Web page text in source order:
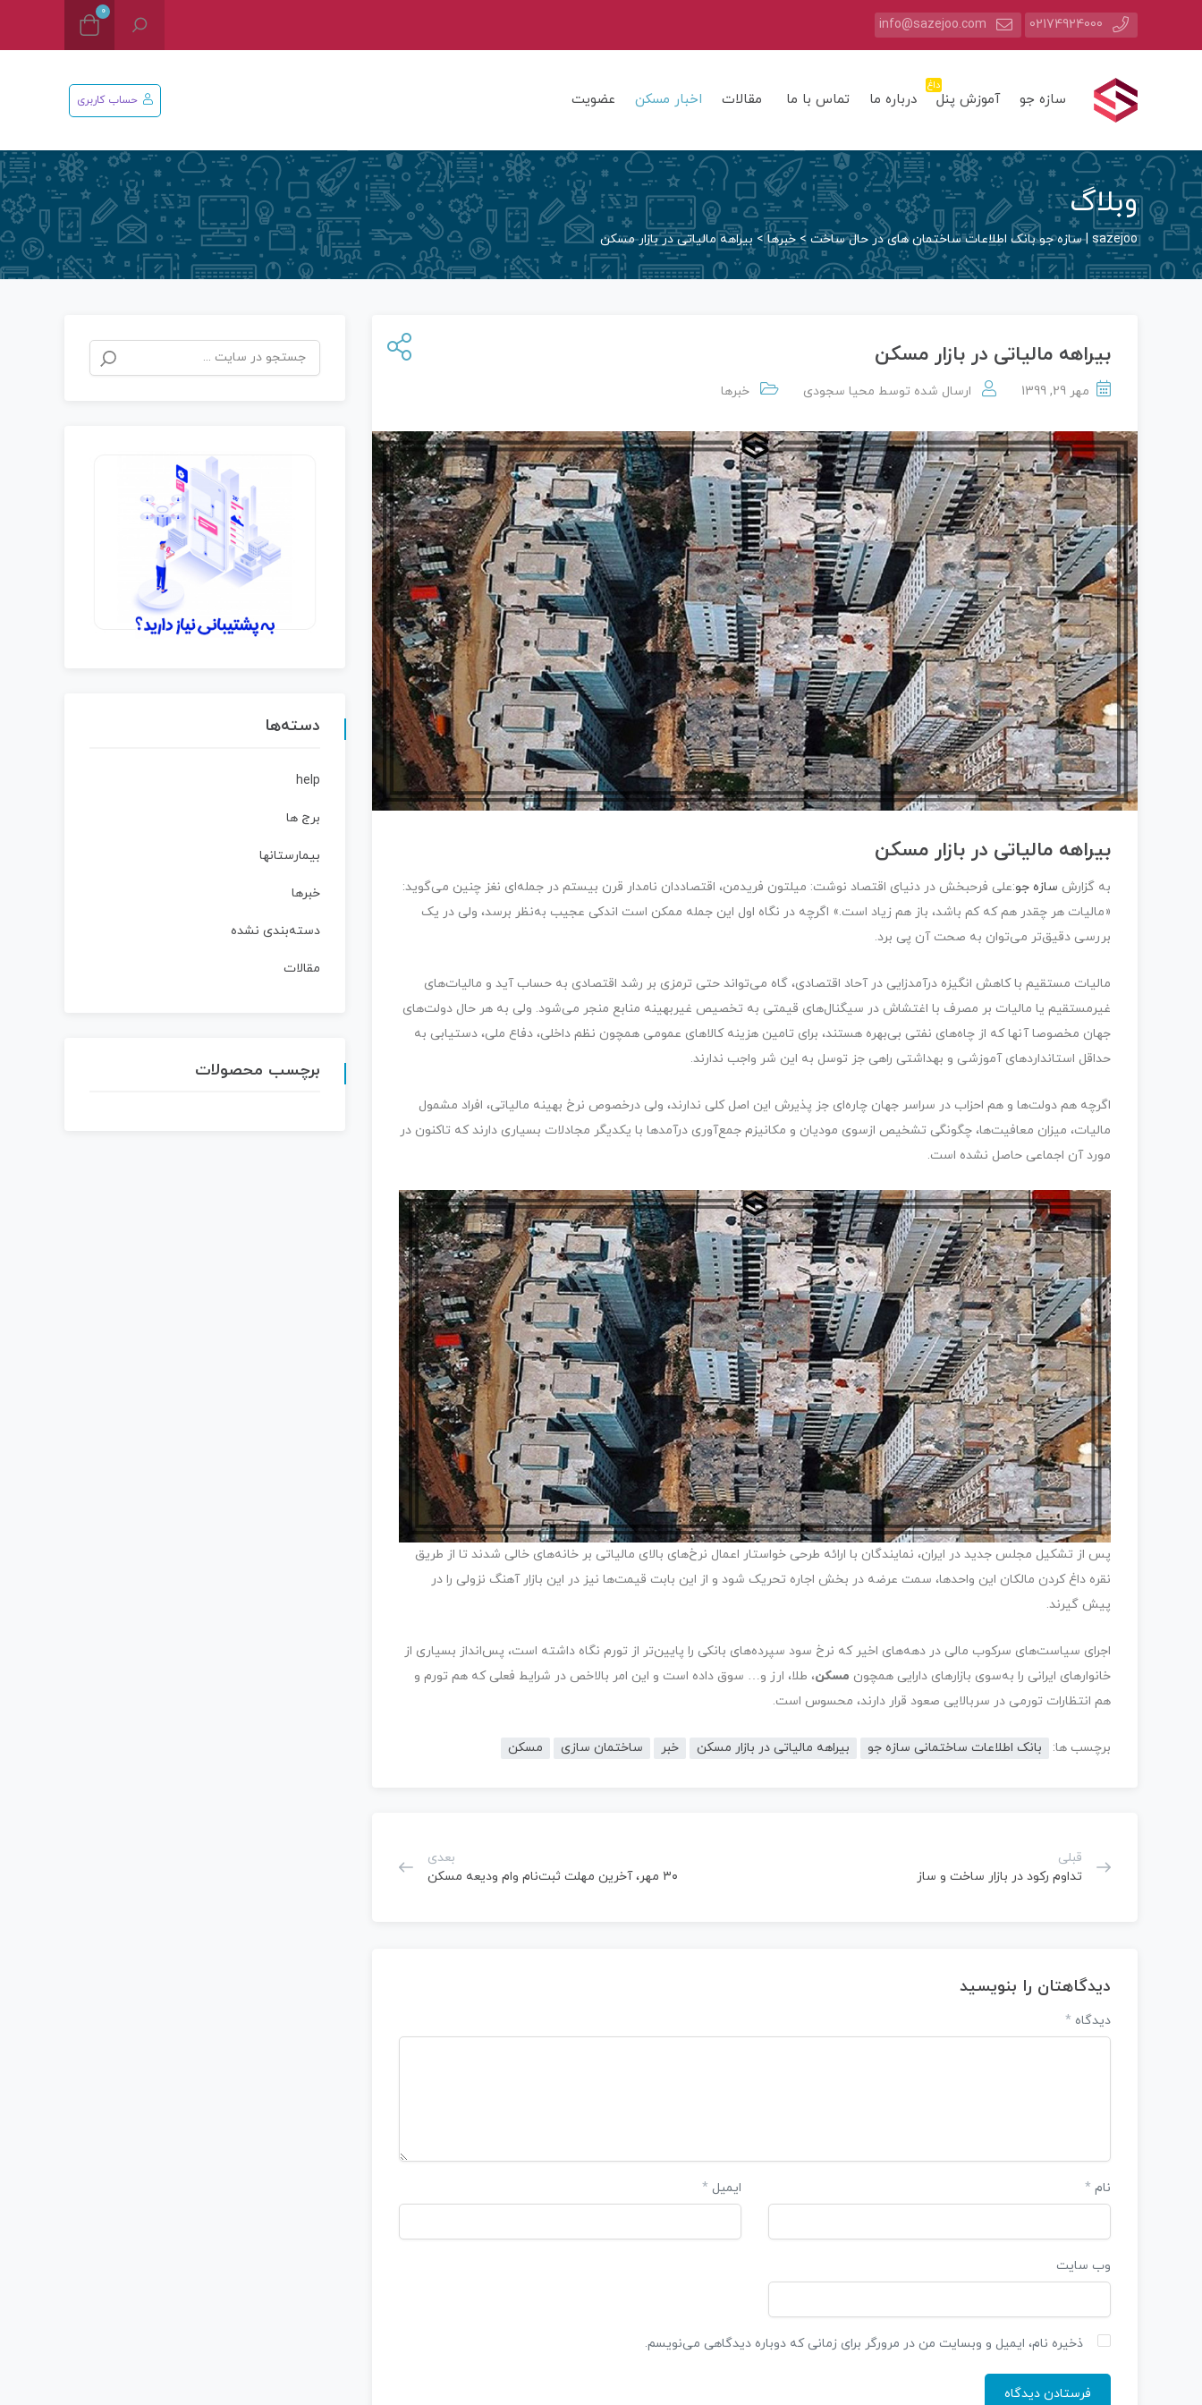
02174924000
info@sazejoo.com
0
سازه جو آموزش پنل
داغ
درباره ما تماس با ما مقالات اخبار مسکن عضویت حساب کاربری
وبلاگ
sazejoo | سازه جو بانک اطلاعات ساختمان های در حال ساخت >خبرها> بیراهه مالیاتی در بازار مسکن
بیراهه مالیاتی در بازار مسکن
مهر 29, 1399 ارسال شده توسط محیا سجودی خبرها
بیراهه مالیاتی در بازار مسکن
به گزارش سازه جو:علی فرحبخش در دنیای اقتصاد نوشت: میلتون فریدمن، اقتصاددان نامدار قرن بیستم در جمله‌ای نغز چنین می‌گوید:
«مالیات هر چقدر هم که کم باشد، باز هم زیاد است.» اگرچه در نگاه اول این جمله ممکن است اندکی عجیب به‌نظر برسد، ولی در یک
بررسی دقیق‌تر می‌توان به صحت آن پی برد.
مالیات مستقیم با کاهش انگیزه درآمدزایی در آحاد اقتصادی، گاه می‌تواند حتی ترمزی بر رشد اقتصادی به حساب آید و مالیات‌های
غیرمستقیم یا مالیات بر مصرف با اغتشاش در سیگنال‌های قیمتی به تخصیص غیربهینه منابع منجر می‌شود. ولی به هر حال دولت‌های
جهان مخصوصا آنها که از چاه‌های نفتی بی‌بهره هستند، برای تامین هزینه کالاهای عمومی همچون نظم داخلی، دفاع ملی، دستیابی به
حداقل استانداردهای آموزشی و بهداشتی راهی جز توسل به این شر واجب ندارند.
اگرچه هم دولت‌ها و هم احزاب در سراسر جهان چاره‌ای جز پذیرش این اصل کلی ندارند، ولی درخصوص نرخ بهینه مالیاتی، افراد مشمول
مالیات، میزان معافیت‌ها، چگونگی تشخیص ازسوی مودیان و مکانیزم جمع‌آوری درآمدها با یکدیگر مجادلات بسیاری دارند که تاکنون در
مورد آن اجماعی حاصل نشده است.
پس از تشکیل مجلس جدید در ایران، نمایندگان با ارائه طرحی خواستار اعمال نرخ‌های بالای مالیاتی بر خانه‌های خالی شدند تا از طریق
نقره داغ کردن مالکان این واحدها، سمت عرضه در بخش اجاره تحریک شود و از این بابت قیمت‌ها نیز در این بازار آهنگ نزولی را در
پیش گیرند.
اجرای سیاست‌های سرکوب مالی در دهه‌های اخیر که نرخ سود سپرده‌های بانکی را پایین‌تر از تورم نگاه داشته است، پس‌انداز بسیاری از
خانوارهای ایرانی را به‌سوی بازارهای دارایی همچون مسکن، طلا، ارز و… سوق داده است و این امر بالاخص در شرایط فعلی که هم تورم و
هم انتظارات تورمی در سربالایی صعود قرار دارند، محسوس است.
برچسب ها: بانک اطلاعات ساختمانی سازه جو بیراهه مالیاتی در بازار مسکن خبر ساختمان سازی مسکن
قبلی
تداوم رکود در بازار ساخت و ساز
بعدی
۳۰ مهر، آخرین مهلت ثبت‌نام وام ودیعه مسکن
دیدگاهتان را بنویسید
دیدگاه *
نام * ایمیل *
وب‌ سایت
ذخیره نام، ایمیل و وبسایت من در مرورگر برای زمانی که دوباره دیدگاهی می‌نویسم.
دسته‌ها
help
برج ها
بیمارستانها
خبرها
دسته‌بندی نشده
مقالات
برچسب محصولات